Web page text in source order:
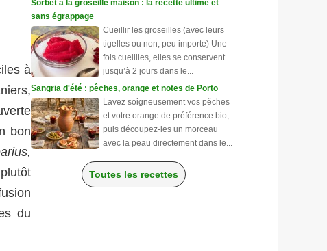
à
bon
du
Sorbet à la groseille maison : la recette ultime et
sans égrappage
Cueillir les groseilles (avec leurs
tigelles ou non, peu importe) Une
fois cueillies, elles se conservent
jusqu’à 2 jours dans le...
Sangria d'été : pêches, orange et notes de Porto
Lavez soigneusement vos pêches
et votre orange de préférence bio,
puis découpez-les un morceau
avec la peau directement dans le...
Toutes les recettes